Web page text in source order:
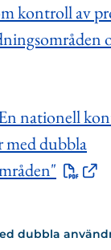
kontroll av
nationell
med dubbla
dubbla